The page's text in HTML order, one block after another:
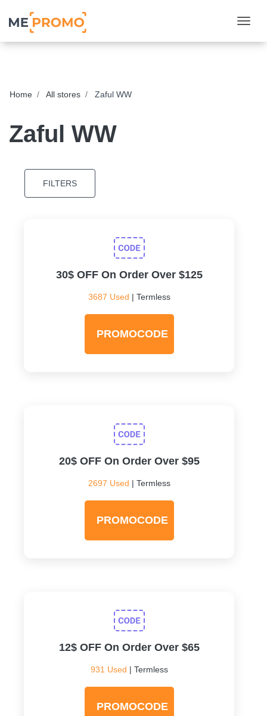
Home All stores Zaful WW
Zaful WW
FILTERS
30$ OFF On Order Over $125
3687 Used | Termless
PROMOCODE
20$ OFF On Order Over $95
2697 Used | Termless
PROMOCODE
12$ OFF On Order Over $65
931 Used | Termless
PROMOCODE